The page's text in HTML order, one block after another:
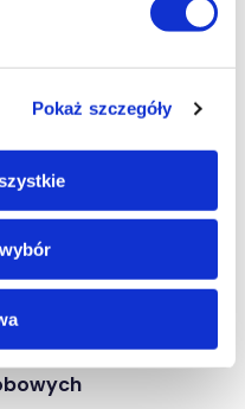
Pokaż szczegóły
politykę